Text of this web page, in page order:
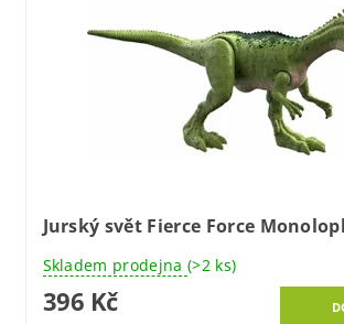
Jurský svět Fierce Force
Skladem prodejna (>2 ks)
396 Kč